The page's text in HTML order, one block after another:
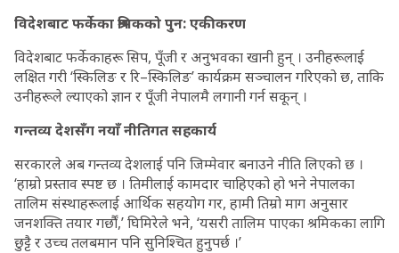
विदेशबाट फर्केका श्रमिकको पुन: एकीकरण
विदेशबाट फर्केकाहरू सिप, पूँजी र अनुभवका खानी हुन् । उनीहरूलाई
लक्षित गरी ‘स्किलिङ र रि–स्किलिङ’ कार्यक्रम सञ्चालन गरिएको छ, ताकि
उनीहरूले ल्याएको ज्ञान र पूँजी नेपालमै लगानी गर्न सकून् ।
गन्तव्य देशसँग नयाँ नीतिगत सहकार्य
सरकारले अब गन्तव्य देशलाई पनि जिम्मेवार बनाउने नीति लिएको छ ।
‘हाम्रो प्रस्ताव स्पष्ट छ । तिमीलाई कामदार चाहिएको हो भने नेपालका
तालिम संस्थाहरूलाई आर्थिक सहयोग गर, हामी तिम्रो माग अनुसार
जनशक्ति तयार गर्छौं,’ घिमिरेले भने, ‘यसरी तालिम पाएका श्रमिकका लागि
छुट्टै र उच्च तलबमान पनि सुनिश्चित हुनुपर्छ ।’